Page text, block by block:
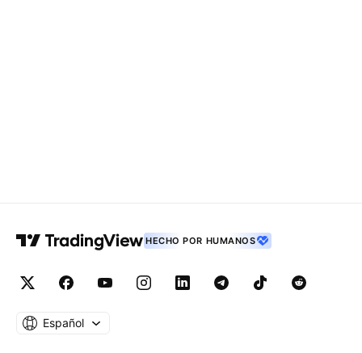
HECHO POR HUMANOS
Español